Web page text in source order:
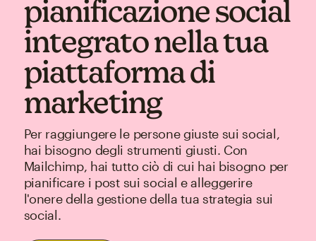
pianificazione social
integrato nella tua
piattaforma di
marketing
Per raggiungere le persone giuste sui social,
hai bisogno degli strumenti giusti. Con
Mailchimp, hai tutto ciò di cui hai bisogno per
pianificare i post sui social e alleggerire
l'onere della gestione della tua strategia sui
social.